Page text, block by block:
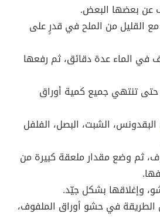
عن بعضها البعض.
القليل من الملح في قدرٍ على
في الماء عدة دقائق، ثم رفعها
تنتهي جميع كمية أوراق
البقدونس، الشبت، البصل، الفلفل
ثم وضع مقدار ملعقة كبيرة من
وإغلاقها بشكل جيّد.
الطريقة في حشو أوراق الملفوف،